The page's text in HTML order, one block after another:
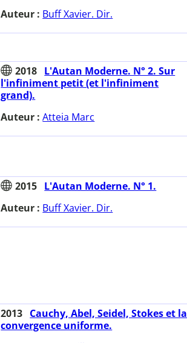
Auteur : Buff Xavier. Dir.
2018 L'Autan Moderne. N° 2. Sur
l'infiniment petit (et l'infiniment
grand).
Auteur :Atteia Marc
2015 L'Autan Moderne. N° 1.
Auteur : Buff Xavier. Dir.
2013 Cauchy, Abel, Seidel, Stokes et la
convergence uniforme.